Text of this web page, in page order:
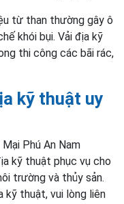
từ than thường gây ô
khói bụi. Vải địa kỹ
thi công các bãi rác,
kỹ thuật uy
Phú An Nam
kỹ thuật phục vụ cho
trường và thủy sản.
kỹ thuật, vui lòng liên